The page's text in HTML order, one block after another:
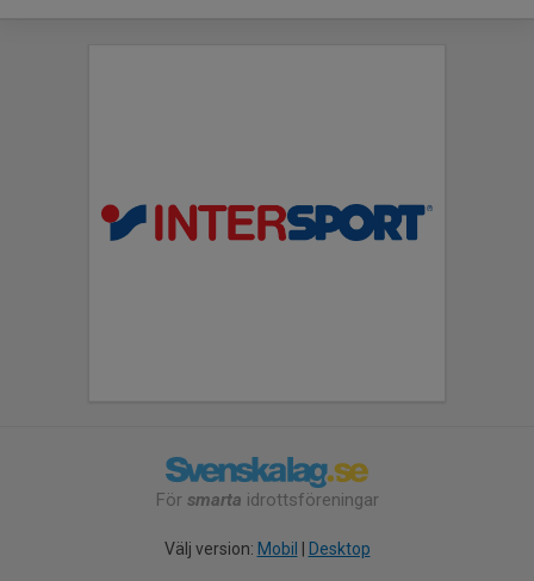
För smarta idrottsföreningar
Välj version: Mobil | Desktop